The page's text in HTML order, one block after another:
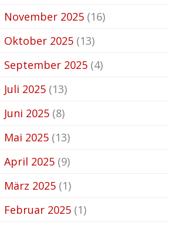
November 2025 (16)
Oktober 2025 (13)
September 2025 (4)
Juli 2025 (13)
Juni 2025 (8)
Mai 2025 (13)
April 2025 (9)
März 2025 (1)
Februar 2025 (1)